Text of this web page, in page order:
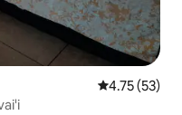
Calificación
4.75 (53)